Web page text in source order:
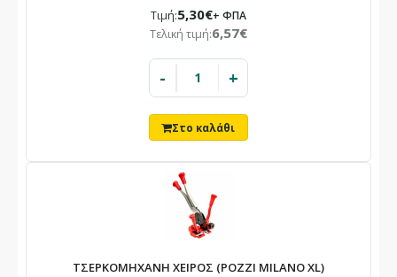
Τιμή:5,30€+ ΦΠΑ
Τελική τιμή:6,57€
- +
ΤΣΕΡΚΟΜΗΧΑΝΗ ΧΕΙΡΟΣ (POZZI MILANO XL)